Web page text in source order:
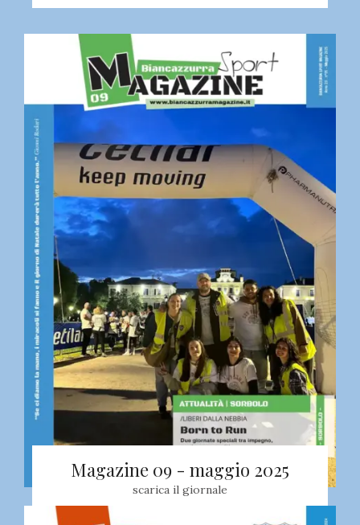
Magazine 09 - maggio 2025
scarica il giornale